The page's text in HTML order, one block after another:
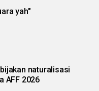
yah"
naturalisasi
AFF 2026